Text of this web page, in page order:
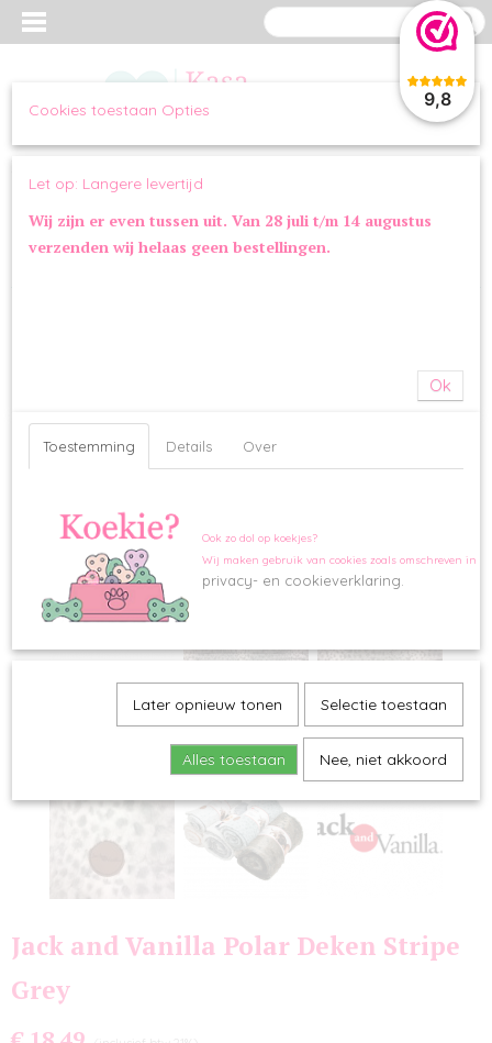
9,8
Inloggen
Home>SLAPEN> DEKENS & KUSSENS>Jack and Vanilla Polar
Jack and Vanilla Polar Deken Stripe
Grey
Cookies toestaan Opties
Let op: Langere levertijd
Wij zijn er even tussen uit. Van 28 juli t/m 14 augustus
verzenden wij helaas geen bestellingen.
Ok
Toestemming Details Over
Ook zo dol op koekjes?
Wij maken gebruik van cookies zoals omschreven in
privacy- en cookieverklaring.
Later opnieuw tonen Selectie toestaan
Alles toestaan Nee, niet akkoord